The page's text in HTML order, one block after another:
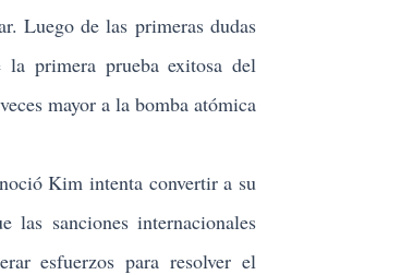
Luego de las primeras dudas
la primera prueba exitosa del
mayor a la bomba atómica
Kim intenta convertir a su
las sanciones internacionales
esfuerzos para resolver el